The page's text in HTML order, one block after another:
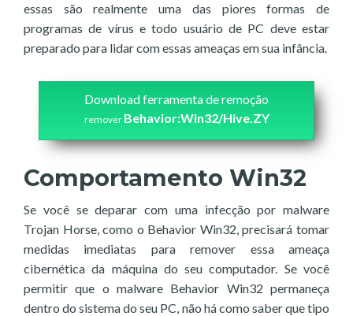
essas são realmente uma das piores formas de
programas de vírus e todo usuário de PC deve estar
preparado para lidar com essas ameaças em sua infância.
Download ferramenta de remoção
remover Behavior:Win32/Hive.ZY
Comportamento Win32
Se você se deparar com uma infecção por malware
Trojan Horse, como o Behavior Win32, precisará tomar
medidas imediatas para remover essa ameaça
cibernética da máquina do seu computador. Se você
permitir que o malware Behavior Win32 permaneça
dentro do sistema do seu PC, não há como saber que tipo